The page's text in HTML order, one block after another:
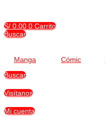
contenido
S/ 0.00 0 Carrito
Buscar
Manga Cómic
Buscar
Visítanos
Mi cuenta